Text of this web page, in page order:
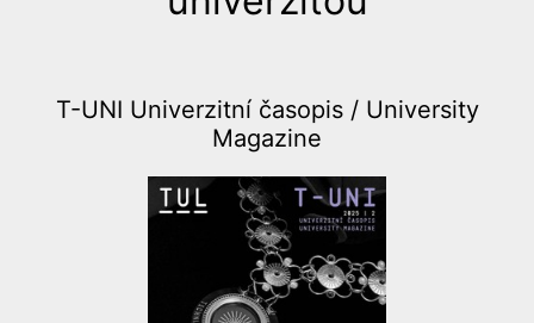
T-UNI Univerzitní časopis / University
Magazine